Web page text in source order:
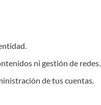
ni gestión de redes.
de tus cuentas.